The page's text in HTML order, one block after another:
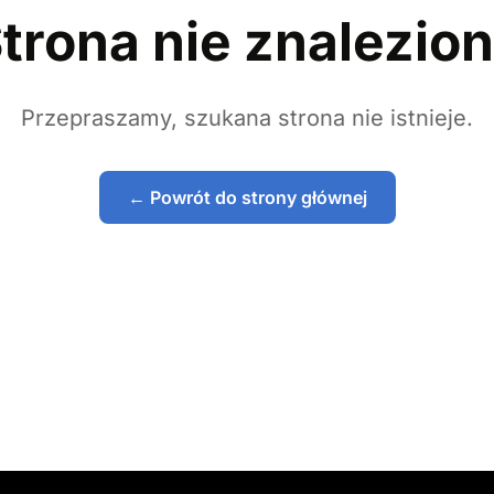
nie
Przepraszamy, szukana strona nie istnieje.
← Powrót do strony głównej